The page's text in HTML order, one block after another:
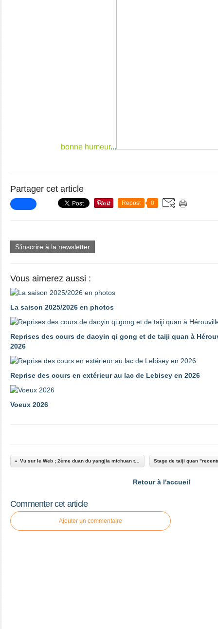
bonne humeur...
Partager cet article
Repost 0
S'inscrire à la newsletter
Vous aimerez aussi :
La saison 2025/2026 en photos
Reprises des cours de daoyin qi gong et de taiji quan à
2026
Reprise des cours en extérieur au lac de Lebisey en 2026
Voeux 2026
Vu sur le Web ; 2ème duan du yangjia michuan taiji quan
Retour à l'accueil
Commenter cet article
Ajouter un commentaire